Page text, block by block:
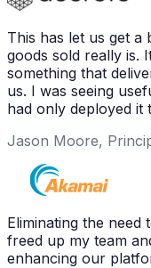
This has let us get
goods sold really is.
something that
us. I was seeing
had only deployed it
Jason Moore,
Eliminating the
freed up my team
enhancing our